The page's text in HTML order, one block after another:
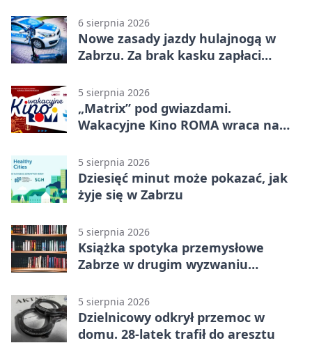
6 sierpnia 2026
Nowe zasady jazdy hulajnogą w
Zabrzu. Za brak kasku zapłaci
5 sierpnia 2026
„Matrix” pod gwiazdami.
Wakacyjne Kino ROMA wraca na
5 sierpnia 2026
Dziesięć minut może pokazać, jak
żyje się w Zabrzu
5 sierpnia 2026
Książka spotyka przemysłowe
Zabrze w drugim wyzwaniu
5 sierpnia 2026
Dzielnicowy odkrył przemoc w
domu. 28-latek trafił do aresztu